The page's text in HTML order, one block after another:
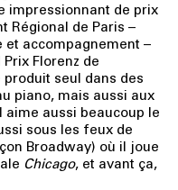
impressionnant de prix
Régional de Paris –
et accompagnement –
Florenz de
produit seul dans des
piano, mais aussi aux
aime aussi beaucoup le
sous les feux de
Broadway) où il joue
Chicago, et avant ça,